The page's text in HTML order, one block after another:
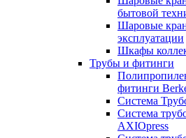
бытовой
Шаровые
эксплуатации
Шкафы
Трубы и фитинги
фитинги
Система
Система
AXIOpress